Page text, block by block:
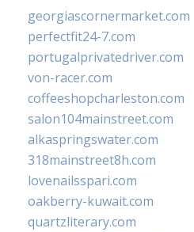
georgiascornermarket.com
perfectfit24-7.com
portugalprivatedriver.com
von-racer.com
coffeeshopcharleston.com
salon104mainstreet.com
alkaspringswater.com
318mainstreet8h.com
lovenailsspari.com
oakberry-kuwait.com
quartzliterary.com